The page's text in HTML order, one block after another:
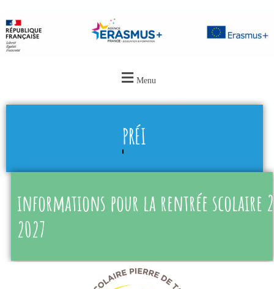
Menu
PRÉINSCRIPTION
informations pour la rentrée scolaire
2027